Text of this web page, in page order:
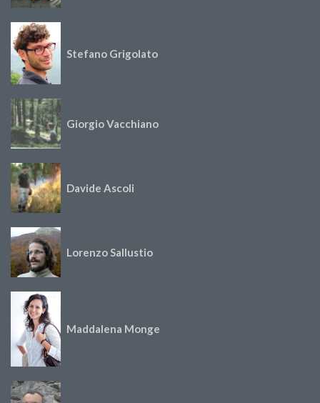
Stefano Grigolato
Giorgio Vacchiano
Davide Ascoli
Lorenzo Sallustio
Maddalena Monge